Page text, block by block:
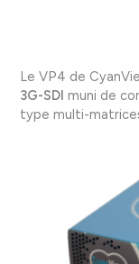
Le VP4 de
3G-SDImuni de
type multi-